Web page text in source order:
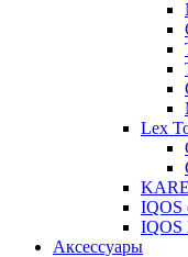
Lex
IQOS
IQOS
Аксессуары